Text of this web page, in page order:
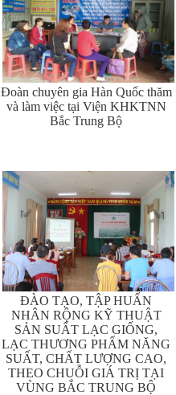
Đoàn chuyên gia Hàn Quốc thăm
và làm việc tại Viện KHKTNN
Bắc Trung Bộ
ĐÀO TẠO, TẬP HUẤN
NHÂN RỘNG KỸ THUẬT
SẢN SUẤT LẠC GIỐNG,
LẠC THƯƠNG PHẨM NĂNG
SUẤT, CHẤT LƯỢNG CAO,
THEO CHUỖI GIÁ TRỊ TẠI
VÙNG BẮC TRUNG BỘ